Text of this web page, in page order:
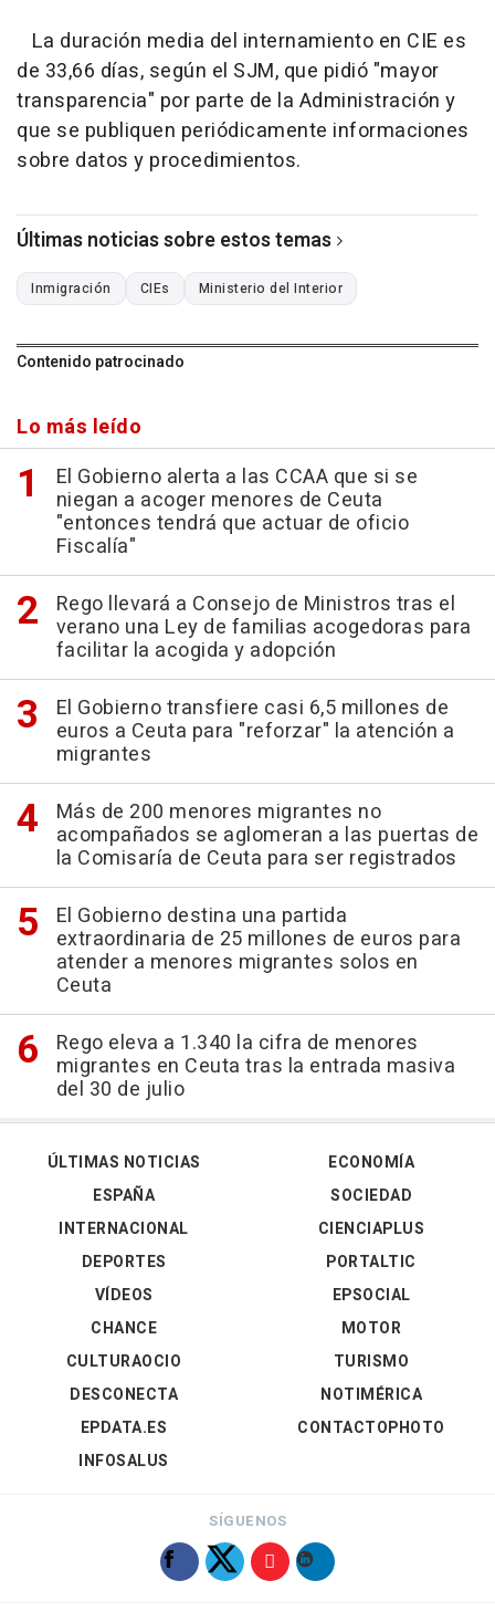
La duración media del internamiento en CIE es
de 33,66 días, según el SJM, que pidió "mayor
transparencia" por parte de la Administración y
que se publiquen periódicamente informaciones
sobre datos y procedimientos.
Últimas noticias sobre estos temas
Inmigración CIEs Ministerio del Interior
Contenido patrocinado
Lo más leído
El Gobierno alerta a las CCAA que si se
niegan a acoger menores de Ceuta
"entonces tendrá que actuar de oficio
Fiscalía"
Rego llevará a Consejo de Ministros tras el
verano una Ley de familias acogedoras para
facilitar la acogida y adopción
El Gobierno transfiere casi 6,5 millones de
euros a Ceuta para "reforzar" la atención a
migrantes
Más de 200 menores migrantes no
acompañados se aglomeran a las puertas de
la Comisaría de Ceuta para ser registrados
El Gobierno destina una partida
extraordinaria de 25 millones de euros para
atender a menores migrantes solos en
Ceuta
Rego eleva a 1.340 la cifra de menores
migrantes en Ceuta tras la entrada masiva
del 30 de julio
ÚLTIMAS NOTICIAS
ESPAÑA
INTERNACIONAL
DEPORTES
VÍDEOS
ECONOMÍA
SOCIEDAD
CIENCIAPLUS
PORTALTIC
EPSOCIAL
CHANCE
CULTURAOCIO
DESCONECTA
EPDATA.ES
INFOSALUS
MOTOR
TURISMO
NOTIMÉRICA
CONTACTOPHOTO
SÍGUENOS